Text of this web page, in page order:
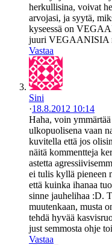
herkullisina, voivat
arvojasi, ja syytä,
kyseessä on
juuri VEGAANISIA
Vastaa
Sini
·18.8.2012 10:14
Haha, voin
ulkopuolisena vaan
kuvitella että jos
näitä kommentteja
astetta
ei tulis kyllä pieneen
että kuinka ihanaa
sinne jauhelihaa :D.
muutenkaan, musta
tehdä hyvää
just semmosta ohje
Vastaa